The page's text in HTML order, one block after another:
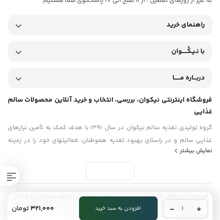
۳۲۱,۰۰۰تومان شیره
خرما افزودن به سبد خرید
عزیز است.
راهنمای خرید
با نـیـکُـــــوان
دربـــاره مــــــا
فروشگاه اینترنتی نیکوان، بررسی، انتخاب و خرید آنلاین محصولات سالم
غذایی
گروه تولیدی تغذیه سالم نیکوان در سال ۱۳۹۱ با هدف کمک به تأمین نیازهای
غذایی سالم و در راستای بهبود تغذیه هموطنان، فعالیتهای خود را در زمینه‏
های ارائه مواد غذایی ارگانیک (بکر) و عاری از هرگونه مواد غیرطبیعی و
شیمیایی و نیز مطالعه و پژوهش در مورد خواص غذایی و دارویی مواد خوراکی
آغاز نمود و هم اکنون با بهره‏ گیری از تجربه و دستاوردهای درخشان ‏بعنوان یکی
از تولیدکنندگان اصلی روغن های گیاهی ،درمانی و ارگانیک شناخته می‏شود.
نمایش بیشتر
استفاده از مطالب فروشگاه اینترنتی نیکوان فقط برای مقاصد غیرتجاری و با ذکر
منبع بلامانع است. کلیه حقوق این سایت متعلق به نیکوان می‌باشد. Copyright